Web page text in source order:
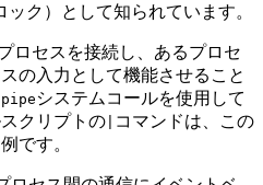
ック）として知られています。
ロセスを接続し、あるプロセ
の入力として機能させること
pipe システムコールを使用して
クリプトの コマンドは、この
です。